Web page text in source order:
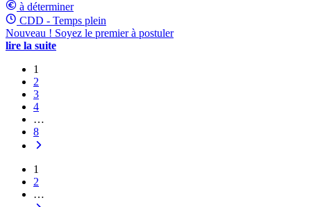
à déterminer
CDD - Temps plein
Nouveau ! Soyez le premier à postuler
lire la suite
1
2
3
4
…
8
1
2
…